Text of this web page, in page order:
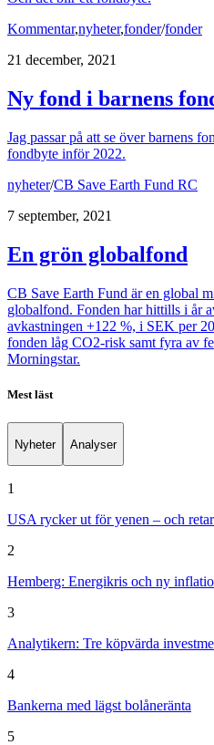
Kommentar,nyheter,fonder/fonder
21 december, 2021
Ny fond i barnens
Jag passar på att se över barnens
fondbyte inför 2022.
nyheter/CB Save Earth Fund RC
7 september, 2021
En grön globalfond
CB Save Earth Fund är en global
globalfond. Fonden har hittills i år
avkastningen +122 %, i SEK per
fonden låg CO2-risk samt fyra av
Morningstar.
Mest läst
Nyheter Analyser
1
USA rycker ut för yenen – och
2
Hemberg: Energikris och ny
3
Analytikern: Tre köpvärda
4
Bankerna med lägst bolåneränta
5